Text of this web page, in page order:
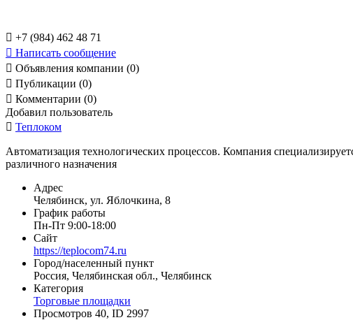
 +7 (984) 462 48 71
 Написать сообщение
 Объявления компании (0)
 Публикации (0)
 Комментарии (0)
Добавил пользователь
 Теплоком
Автоматизация технологических процессов. Компания
различного назначения
Адрес
Челябинск, ул. Яблочкина, 8
График работы
Пн-Пт 9:00-18:00
Сайт
https://teplocom74.ru
Город/населенный пункт
Россия, Челябинская обл., Челябинск
Категория
Торговые площадки
Просмотров 40, ID 2997